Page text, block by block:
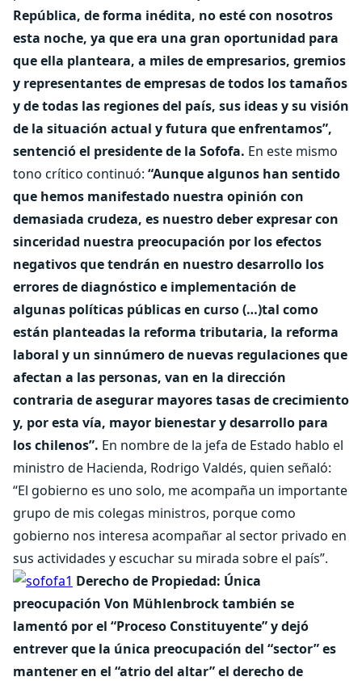
República, de forma inédita, no esté con nosotros
esta noche, ya que era una gran oportunidad para
que ella planteara, a miles de empresarios, gremios
y representantes de empresas de todos los tamaños
y de todas las regiones del país, sus ideas y su visión
de la situación actual y futura que enfrentamos”,
sentenció el presidente de la Sofofa. En este mismo
tono crítico continuó: “Aunque algunos han sentido
que hemos manifestado nuestra opinión con
demasiada crudeza, es nuestro deber expresar con
sinceridad nuestra preocupación por los efectos
negativos que tendrán en nuestro desarrollo los
errores de diagnóstico e implementación de
algunas políticas públicas en curso (…)tal como
están planteadas la reforma tributaria, la reforma
laboral y un sinnúmero de nuevas regulaciones que
afectan a las personas, van en la dirección
contraria de asegurar mayores tasas de crecimiento
y, por esta vía, mayor bienestar y desarrollo para
los chilenos”. En nombre de la jefa de Estado hablo el
ministro de Hacienda, Rodrigo Valdés, quien señaló:
“El gobierno es uno solo, me acompaña un importante
grupo de mis colegas ministros, porque como
gobierno nos interesa acompañar al sector privado en
sus actividades y escuchar su mirada sobre el país”.
Derecho de Propiedad: Única
preocupación Von Mühlenbrock también se
lamentó por el “Proceso Constituyente” y dejó
entrever que la única preocupación del “sector” es
mantener en el “atrio del altar” el derecho de